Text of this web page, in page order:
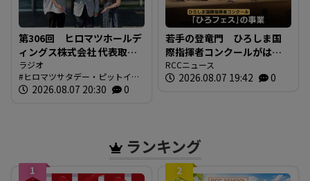
第306回 ヒロマツホールデ
ィングス株式会社 代表取締
役社長 槙本良二さん 前編
【ヒロマツ サタデー・ピッ
トイン】
ラジオ
ヒロマツサタデー・ピットイン
ブログ2026.08.07 20:30 0
若手の登竜門 ひろしま国
際指揮者コンクールがはじ
まる 表現力や指揮の技術
を競う 広島市
RCCニュース
2026.08.07 19:42 0
ランキング
1 2